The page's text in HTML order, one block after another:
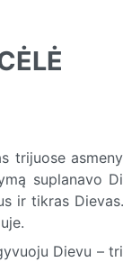
trijuose
suplanavo
ir tikras
Dievu –